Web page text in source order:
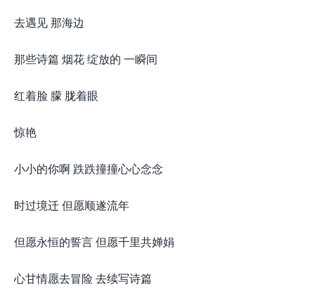
去遇见 那海边
那些诗篇 烟花 绽放的 一瞬间
红着脸 朦 胧着眼
惊艳
小小的你啊 跌跌撞撞心心念念
时过境迁 但愿顺遂流年
但愿永恒的誓言 但愿千里共婵娟
心甘情愿去冒险 去续写诗篇